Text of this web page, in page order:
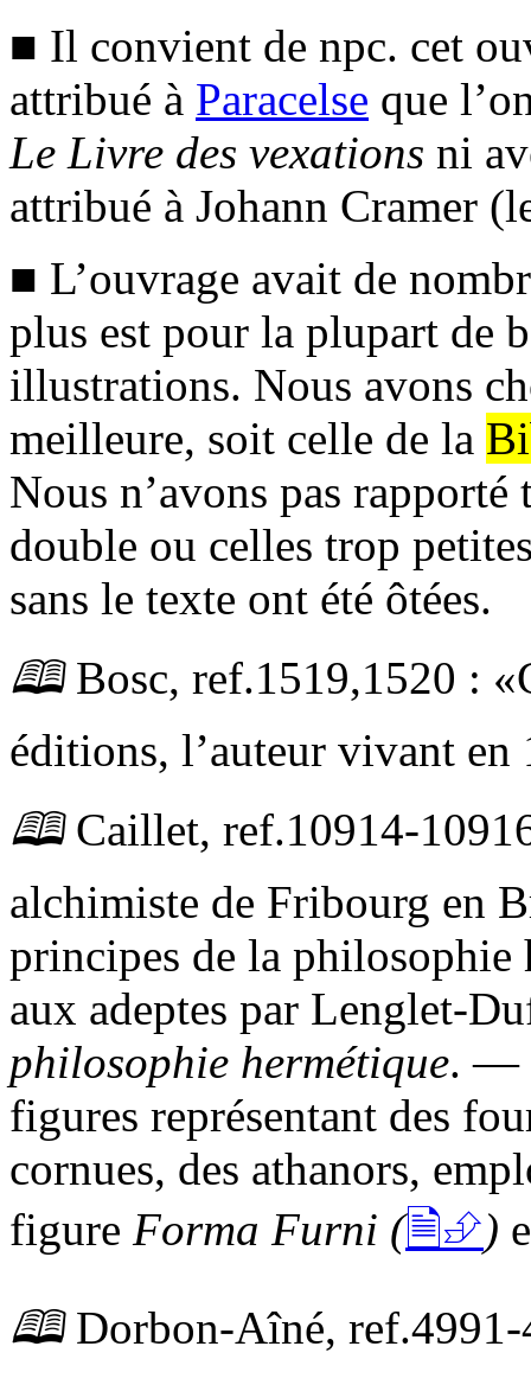
■ Il convient de npc. cet
attribué à Paracelse que
Le Livre des vexations ni
attribué à Johann Cramer
■ L’ouvrage avait de
plus est pour la plupart de
illustrations. Nous avons
meilleure, soit celle de la
Nous n’avons pas
double ou celles trop
sans le texte ont été ôtées.
🕮Bosc, ref.1519,1520 :
éditions, l’auteur vivant
🕮Caillet, ref.10914-
alchimiste de Fribourg en
principes de la
aux adeptes par Lenglet-
philosophie hermétique. —
figures représentant des
cornues, des athanors,
figure Forma Furni (🗎⮵)
🕮Dorbon-Aîné, ref.